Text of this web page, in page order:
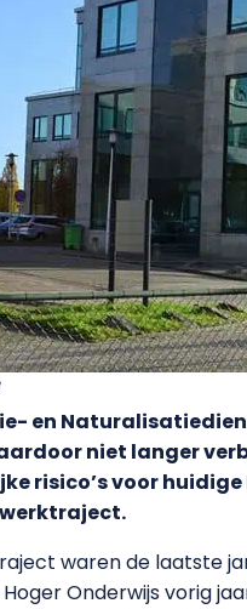
en
niet langer
risico’s voor
waren de laatste
Onderwijs vorig